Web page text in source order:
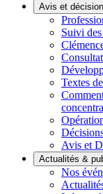
Avis et
Suivi
Textes
Avis et
Actualités &
Nos